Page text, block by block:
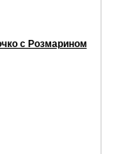
с Розмарином